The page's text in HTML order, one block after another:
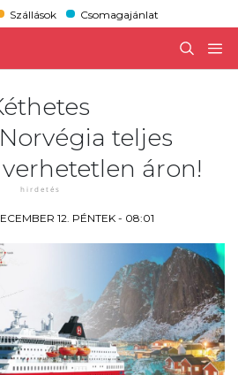
Szállások Csomagajánlat
teljes
áron!
12. PÉNTEK - 08:01